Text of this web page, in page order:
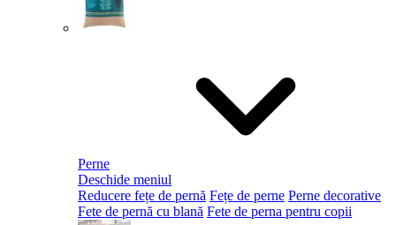
Perne
Deschide meniul
Reducere fețe de pernă Fețe de perne Perne decorative
Fete de pernă cu blană Fete de perna pentru copii